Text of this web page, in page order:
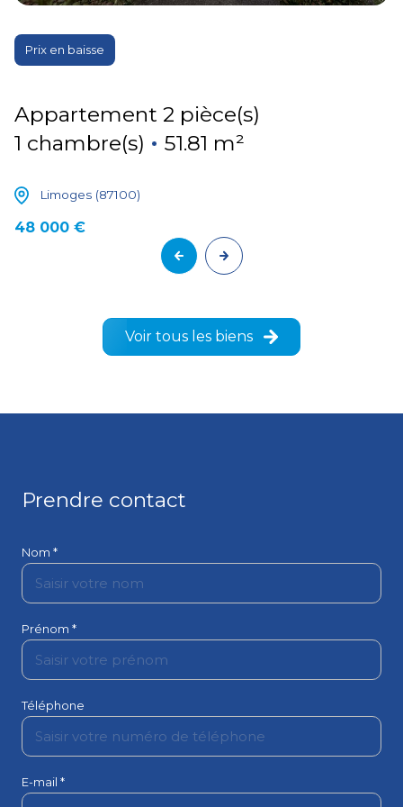
Prix en baisse
Appartement 2 pièce(s)
1 chambre(s)
51.81 m²
Limoges (87100)
48 000 €
Voir tous les biens
Prendre contact
Nom *
Prénom *
Téléphone
E-mail *